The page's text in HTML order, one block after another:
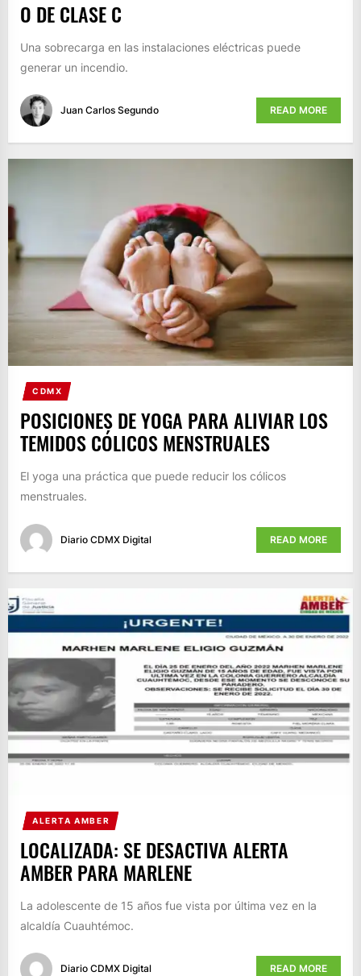
O DE CLASE C
Una sobrecarga en las instalaciones eléctricas puede
generar un incendio.
Juan Carlos Segundo READ MORE
CDMX
POSICIONES DE YOGA PARA ALIVIAR LOS
TEMIDOS CÓLICOS MENSTRUALES
El yoga una práctica que puede reducir los cólicos
menstruales.
Diario CDMX Digital READ MORE
ALERTA AMBER
LOCALIZADA: SE DESACTIVA ALERTA
AMBER PARA MARLENE
La adolescente de 15 años fue vista por última vez en la
alcaldía Cuauhtémoc.
Diario CDMX Digital READ MORE